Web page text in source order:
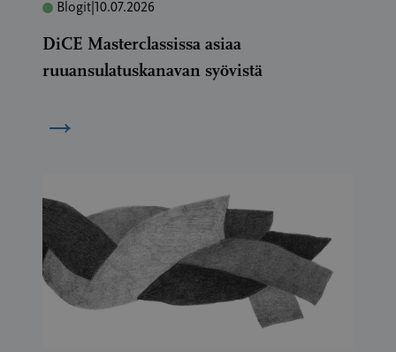
Blogit 10.07.2026
DiCE Masterclassissa asiaa
ruuansulatuskanavan syövistä
→